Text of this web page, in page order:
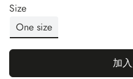
Size
One size
加